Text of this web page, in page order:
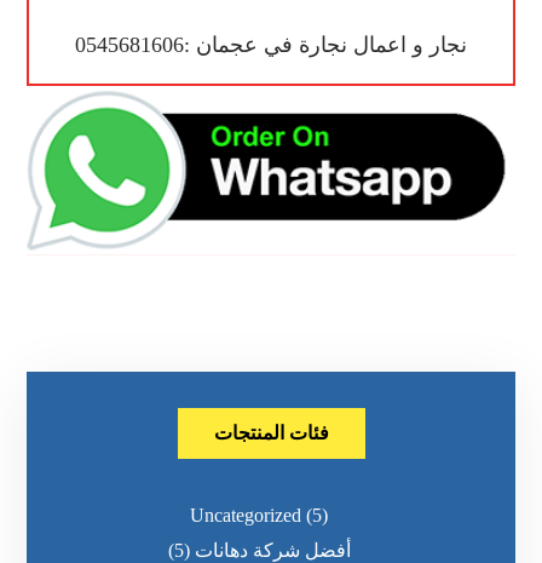
نجار و اعمال نجارة في عجمان :0545681606
فئات المنتجات
Uncategorized (5)
أفضل شركة دهانات (5)